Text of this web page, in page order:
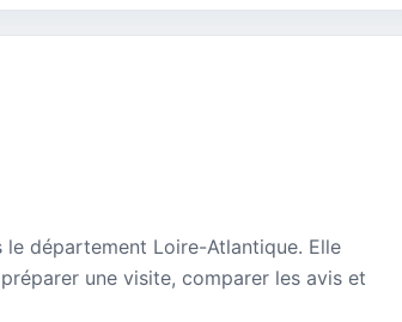
département Loire-Atlantique. Elle
une visite, comparer les avis et